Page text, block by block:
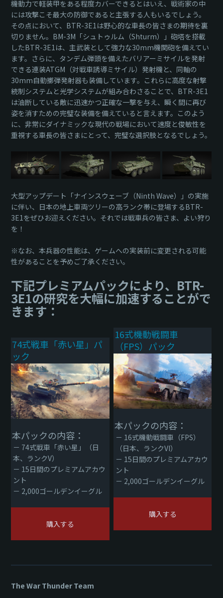
機動力で軽装甲をある程度カバーできるとはいえ、戦術家の中
には攻撃こそ最大の防御であると主張する人もいるでしょう。
その点において、BTR-3E1は野心的な車長の皆さまの期待を裏
切りません。BM-3M「シュトゥルム（Shturm）」砲塔を搭載
したBTR-3E1は、主武装として強力な30mm機関砲を備えてい
ます。さらに、タンデム弾頭を備えたバリアーミサイルを発射
できる連装ATGM（対戦車誘導ミサイル）発射機と、同軸の
30mm自動擲弾発射器も装備しています。これらに高度な射撃
統制システムと光学システムが組み合わさることで、BTR-3E1
は油断している敵に迅速かつ正確な一撃を与え、瞬く間に再び
姿を消すための完璧な装備を備えていると言えます。このよう
に、非常にダイナミックな現代の戦場において速度と俊敏性を
重視する車長の皆さまにとって、完璧な選択肢となるでしょう。
大型アップデート「ナインスウェーブ（Ninth Wave）」の実施
に伴い、日本の地上車両ツリーの高ランク帯に登場するBTR-
3E1をぜひお迎えください。それでは戦車兵の皆さま、よい狩り
を！
※なお、本兵器の性能は、ゲームへの実装前に変更される可能
性があることを予めご了承ください。
下記プレミアムパックにより、BTR-
3E1の研究を大幅に加速することがで
きます：
74式戦車「赤い星」パ
ック
本パックの内容：
－ 74式戦車「赤い星」（日
本、ランクV）
－ 15日間のプレミアムアカウ
ント
－ 2,000ゴールデンイーグル
購入する
16式機動戦闘車
（FPS）パック
本パックの内容：
－ 16式機動戦闘車（FPS）
（日本、ランクVI）
－ 15日間のプレミアムアカウ
ント
－ 2,000ゴールデンイーグル
購入する
The War Thunder Team